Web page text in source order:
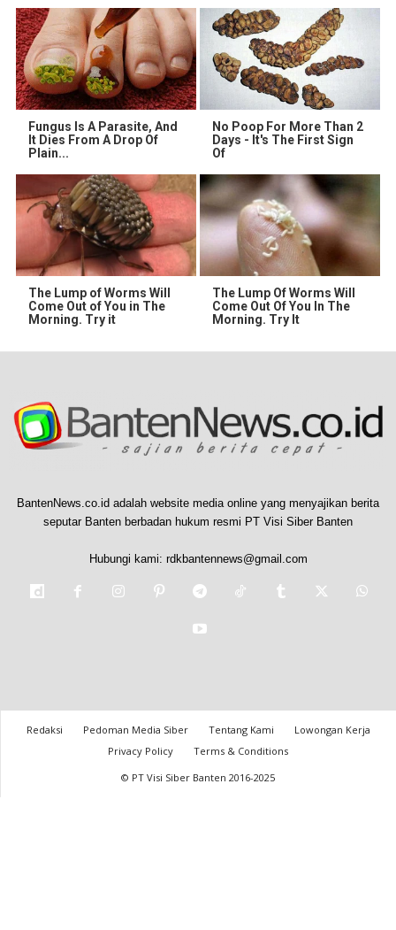
Fungus Is A Parasite, And
It Dies From A Drop Of
Plain...
No Poop For More Than 2
Days - It's The First Sign
Of
The Lump of Worms Will
Come Out of You in The
Morning. Try it
The Lump Of Worms Will
Come Out Of You In The
Morning. Try It
BantenNews.co.id adalah website media online yang menyajikan berita
seputar Banten berbadan hukum resmi PT Visi Siber Banten
Hubungi kami: rdkbantennews@gmail.com
Redaksi Pedoman Media Siber Tentang Kami
Lowongan Kerja
Privacy Policy
Terms & Conditions
© PT Visi Siber Banten 2016-2025